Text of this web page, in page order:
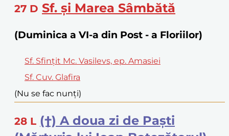
27 D Sf. și Marea Sâmbătă
(Duminica a VI-a din Post - a Floriilor)
Sf. Sfințit Mc. Vasilevs, ep. Amasiei
Sf. Cuv. Glafira
(Nu se fac nunți)
28 L (†) A doua zi de Paști